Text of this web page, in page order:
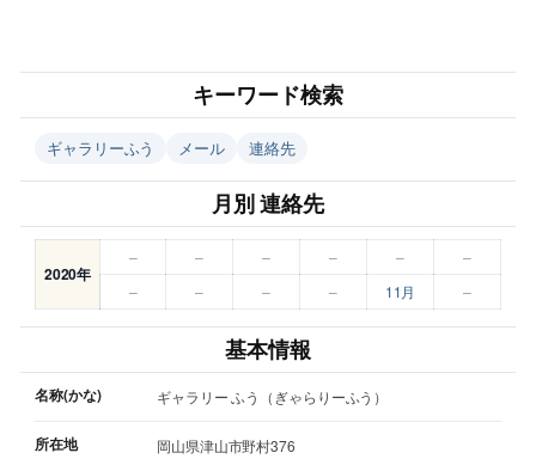
キーワード検索
ギャラリーふう メール 連絡先
月別 連絡先
2020年
– – – – –
–
–
– – – 11月 –
基本情報
名称(かな) ギャラリー ふう（ぎゃらりーふう）
所在地 岡山県津山市野村376